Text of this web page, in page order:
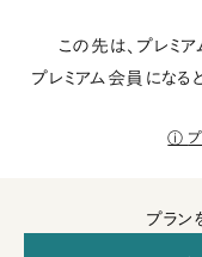
この先は、プレミ
プレミアム会員になる
プラン